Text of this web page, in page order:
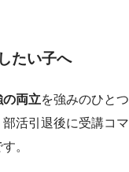
たい子へ
両立を強みのひとつ
活引退後に受講コマ
。